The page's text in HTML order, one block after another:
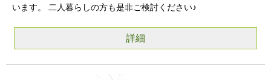
います。 二人暮らしの方も是非ご検討ください♪
詳細